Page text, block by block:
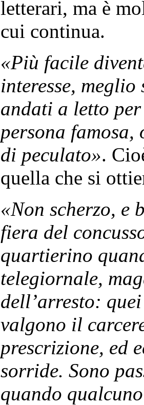
letterari, ma è
cui continua.
«Più facile
interesse, meglio
andati a letto
persona famosa,
di peculato».
quella che si
«Non scherzo, e
fiera del
quartierino
telegiornale,
dell’arresto:
valgono il
prescrizione, ed
sorride. Sono
quando